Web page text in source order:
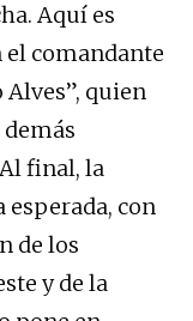
Aquí es
el comandante
quien
demás
final, la
esperada, con
de los
y de la